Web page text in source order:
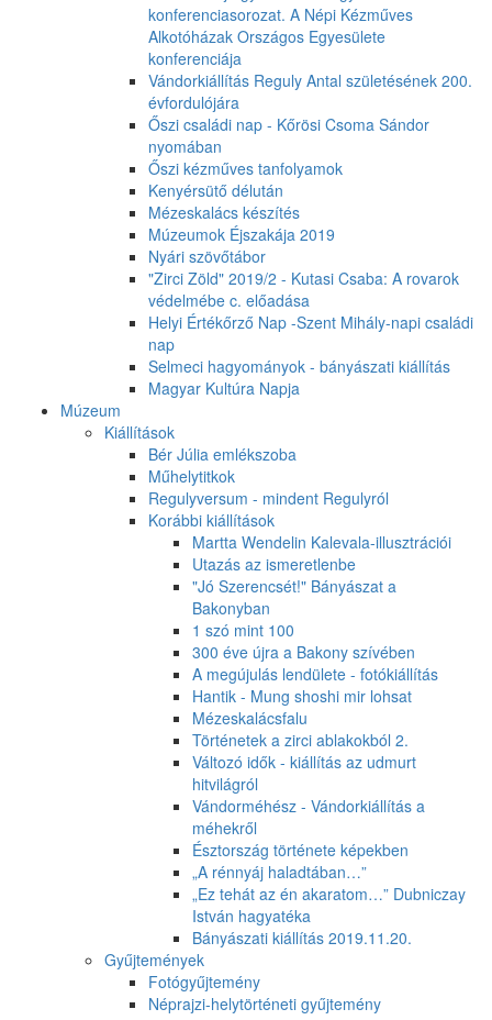
konferenciasorozat. A Népi Kézműves
Alkotóházak Országos Egyesülete
konferenciája
Vándorkiállítás Reguly Antal születésének 200.
évfordulójára
Őszi családi nap - Kőrösi Csoma Sándor
nyomában
Őszi kézműves tanfolyamok
Kenyérsütő délután
Mézeskalács készítés
Múzeumok Éjszakája 2019
Nyári szövőtábor
"Zirci Zöld" 2019/2 - Kutasi Csaba: A rovarok
védelmébe c. előadása
Helyi Értékőrző Nap -Szent Mihály-napi családi
nap
Selmeci hagyományok - bányászati kiállítás
Magyar Kultúra Napja
Múzeum
Kiállítások
Bér Júlia emlékszoba
Műhelytitkok
Regulyversum - mindent Regulyról
Korábbi kiállítások
Martta Wendelin Kalevala-illusztrációi
Utazás az ismeretlenbe
"Jó Szerencsét!" Bányászat a
Bakonyban
1 szó mint 100
300 éve újra a Bakony szívében
A megújulás lendülete - fotókiállítás
Hantik - Mung shoshi mir lohsat
Mézeskalácsfalu
Történetek a zirci ablakokból 2.
Változó idők - kiállítás az udmurt
hitvilágról
Vándorméhész - Vándorkiállítás a
méhekről
Észtország története képekben
„A rénnyáj haladtában…”
„Ez tehát az én akaratom…” Dubniczay
István hagyatéka
Bányászati kiállítás 2019.11.20.
Gyűjtemények
Fotógyűjtemény
Néprajzi-helytörténeti gyűjtemény